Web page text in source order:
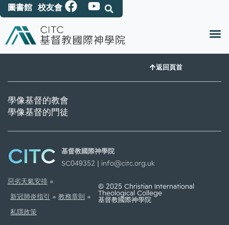
圖書館 校友會
返回頁首
學像基督的教會
學像基督的門徒
CITC
基督教國際神學院
SC049352 | info@citc.org.uk
惡劣天氣安排
新冠肺炎指引
教務章則
私隱政策
© 2025 Christian International
Theological College
基督教國際神學院